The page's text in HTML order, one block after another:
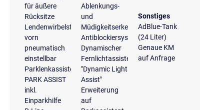
für äußere
Rücksitze
Lendenwirbelstützen
vorn
pneumatisch
einstellbar
Parklenkassistent
PARK ASSIST
inkl.
Einparkhilfe
Ablenkungs-
und
Müdigkeitserkennung
Antiblockiersystem
Dynamischer
Fernlichtassistent
"Dynamic Light
Assist"
Erweiterung
auf
Sonstiges
AdBlue-Tank
(24 Liter)
Genaue KM
auf Anfrage